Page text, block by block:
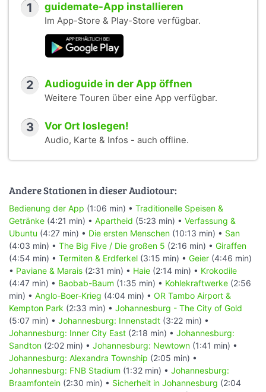
1 guidemate-App installieren
Im App-Store & Play-Store verfügbar.
2 Audioguide in der App öffnen
Weitere Touren über eine App verfügbar.
3 Vor Ort loslegen!
Audio, Karte & Infos - auch offline.
Andere Stationen in dieser Audiotour:
Bedienung der App (1:06 min) • Traditionelle Speisen &
Getränke (4:21 min) • Apartheid (5:23 min) • Verfassung &
Ubuntu (4:27 min) • Die ersten Menschen (10:13 min) • San
(4:03 min) • The Big Five / Die großen 5 (2:16 min) • Giraffen
(4:54 min) • Termiten & Erdferkel (3:15 min) • Geier (4:46 min)
• Paviane & Marais (2:31 min) • Haie (2:14 min) • Krokodile
(4:47 min) • Baobab-Baum (1:35 min) • Kohlekraftwerke (2:56
min) • Anglo-Boer-Krieg (4:04 min) • OR Tambo Airport &
Kempton Park (2:33 min) • Johannesburg - The City of Gold
(5:07 min) • Johannesburg: Innenstadt (3:22 min) •
Johannesburg: Inner City East (2:18 min) • Johannesburg:
Sandton (2:02 min) • Johannesburg: Newtown (1:41 min) •
Johannesburg: Alexandra Township (2:05 min) •
Johannesburg: FNB Stadium (1:32 min) • Johannesburg:
Braamfontein (2:30 min) • Sicherheit in Johannesburg (2:04